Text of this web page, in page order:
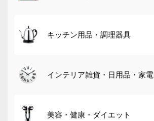
キッチン用品・調理器具
インテリア雑貨・日用品・家電
美容・健康・ダイエット